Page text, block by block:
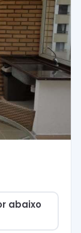
abaixo